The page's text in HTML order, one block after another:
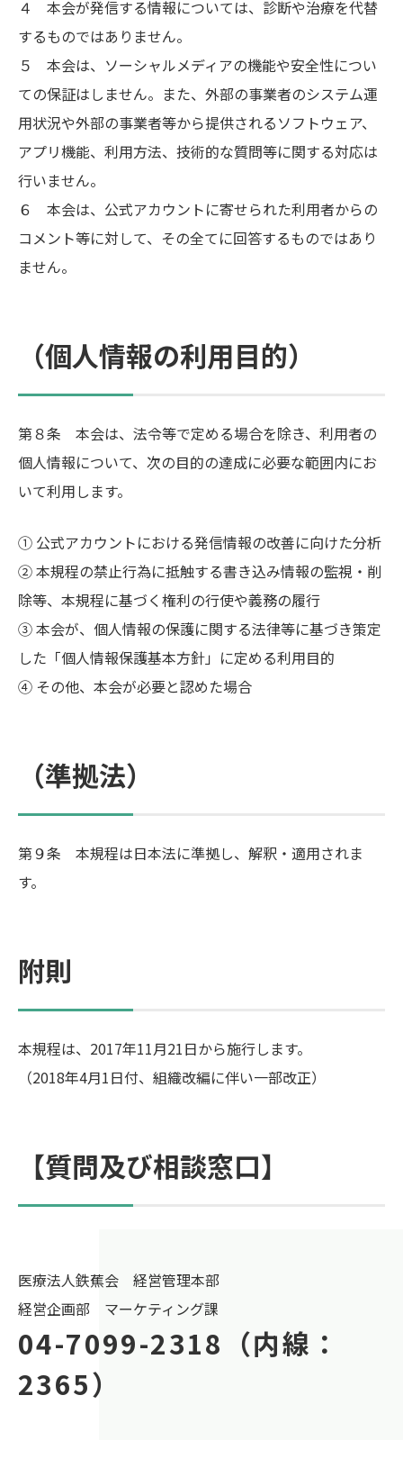
４ 本会が発信する情報については、診断や治療を代替
するものではありません。
５ 本会は、ソーシャルメディアの機能や安全性につい
ての保証はしません。また、外部の事業者のシステム運
用状況や外部の事業者等から提供されるソフトウェア、
アプリ機能、利用方法、技術的な質問等に関する対応は
行いません。
６ 本会は、公式アカウントに寄せられた利用者からの
コメント等に対して、その全てに回答するものではあり
ません。
（個人情報の利用目的）
第８条 本会は、法令等で定める場合を除き、利用者の
個人情報について、次の目的の達成に必要な範囲内にお
いて利用します。
① 公式アカウントにおける発信情報の改善に向けた分析
② 本規程の禁止行為に抵触する書き込み情報の監視・削
除等、本規程に基づく権利の行使や義務の履行
③ 本会が、個人情報の保護に関する法律等に基づき策定
した「個人情報保護基本方針」に定める利用目的
④ その他、本会が必要と認めた場合
（準拠法）
第９条 本規程は日本法に準拠し、解釈・適用されま
す。
附則
本規程は、2017年11月21日から施行します。
（2018年4月1日付、組織改編に伴い一部改正）
【質問及び相談窓口】
医療法人鉄蕉会 経営管理本部
経営企画部 マーケティング課
04-7099-2318（内線：
2365）